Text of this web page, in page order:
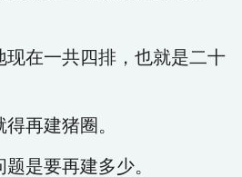
现在一共四排，也就是二十
再建猪圈。
是要再建多少。